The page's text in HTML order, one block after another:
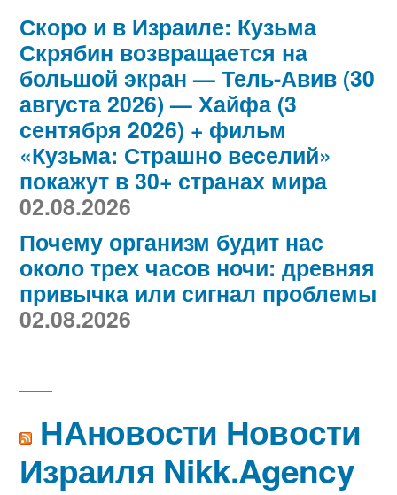
Скоро и в Израиле: Кузьма
Скрябин возвращается на
большой экран — Тель-Авив (30
августа 2026) — Хайфа (3
сентября 2026) + фильм
«Кузьма: Страшно веселий»
покажут в 30+ странах мира
02.08.2026
Почему организм будит нас
около трех часов ночи: древняя
привычка или сигнал проблемы
02.08.2026
НАновости Новости
Израиля Nikk.Agency